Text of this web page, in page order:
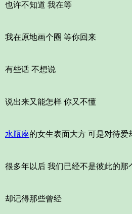
也许不知道 我在等
我在原地画个圈 等你回来
有些话 不想说
说出来又能怎样 你又不懂
水瓶座的女生表面大方 可是对待爱
很多年以后 我们已经不是彼此的那
却记得那些曾经